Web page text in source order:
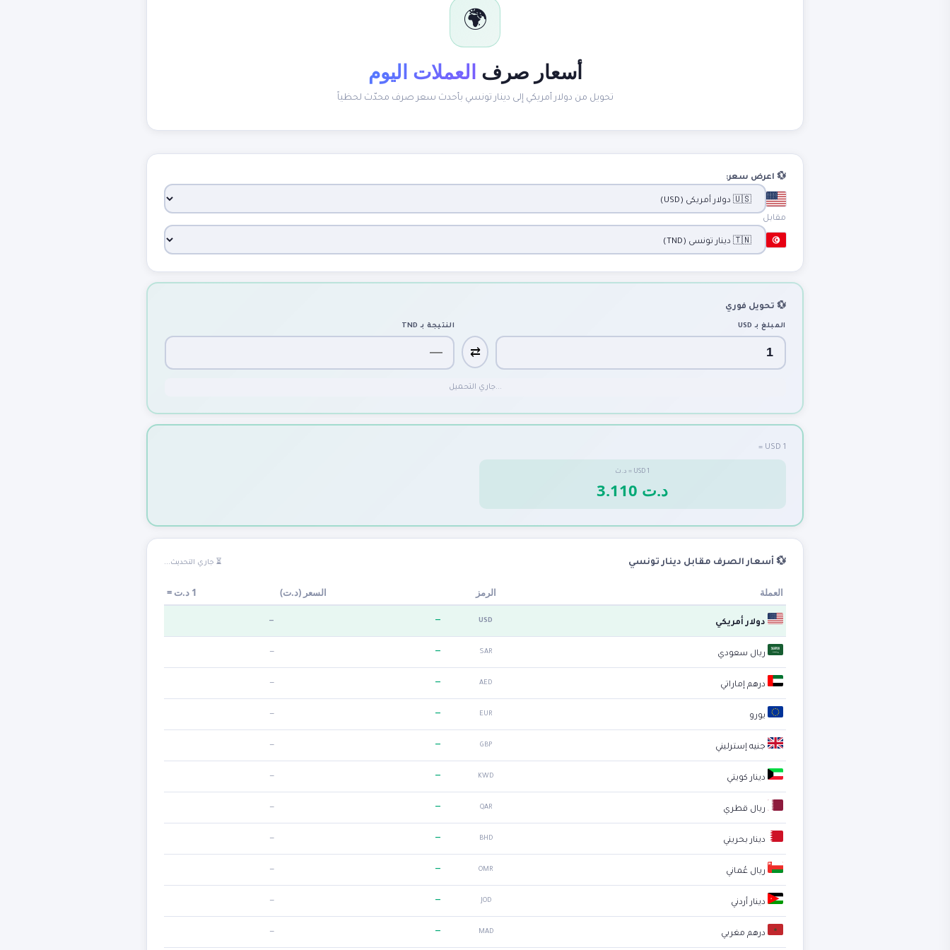
🌍
أسعار صرف العملات اليوم
تحويل من دولار أمريكي إلى دينار تونسي بأحدث سعر صرف محدّث لحظياً
💱 اعرض سعر:
مقابل
💱 تحويل فوري
المبلغ بـ USD
⇄
النتيجة بـ TND
جاري التحميل...
1 USD =
1
USD
= د.ت
3.110 د.ت
💱 أسعار الصرف مقابل دينار تونسي ⏳ جاري التحديث...
العملة الرمز السعر (د.ت)
1 د.ت =
دولار أمريكي USD
—
—
ريال سعودي SAR
—
—
درهم إماراتي AED
—
—
يورو EUR
—
—
جنيه إسترليني GBP
—
—
دينار كويتي KWD
—
—
ريال قطري QAR
—
—
دينار بحريني BHD
—
—
ريال عُماني OMR
—
—
دينار أردني JOD
—
—
درهم مغربي MAD
—
—